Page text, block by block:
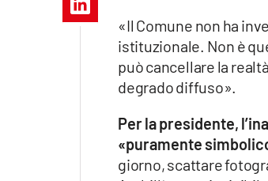
Vai
«Il Comune non ha
istituzionale. Non è
può cancellare la
degrado diffuso».
Per la presidente,
«puramente
giorno, scattare